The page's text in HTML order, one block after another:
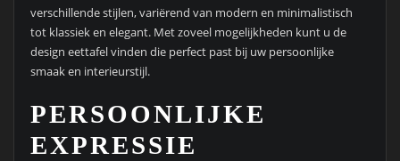
verschillende stijlen, variërend van modern en minimalistisch
tot klassiek en elegant. Met zoveel mogelijkheden kunt u de
design eettafel vinden die perfect past bij uw persoonlijke
smaak en interieurstijl.
PERSOONLIJKE
EXPRESSIE